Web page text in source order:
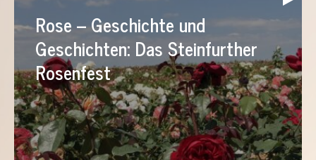
Player
Rose – Geschichte und
Geschichten: Das Steinfurther
Rosenfest